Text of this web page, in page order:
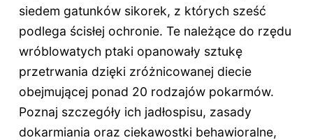
siedem gatunków sikorek, z których sześć
podlega ścisłej ochronie. Te należące do rzędu
wróblowatych ptaki opanowały sztukę
przetrwania dzięki zróżnicowanej diecie
obejmującej ponad 20 rodzajów pokarmów.
Poznaj szczegóły ich jadłospisu, zasady
dokarmiania oraz ciekawostki behawioralne,